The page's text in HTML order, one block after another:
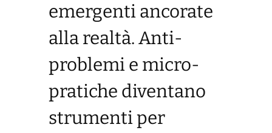
emergenti ancorate
alla realtà. Anti-
problemi e micro-
pratiche diventano
strumenti per